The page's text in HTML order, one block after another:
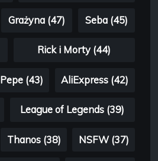
Grażyna (47) Seba (45)
Rick i Morty (44)
Pepe (43) AliExpress (42)
League of Legends (39)
Thanos (38) NSFW (37)